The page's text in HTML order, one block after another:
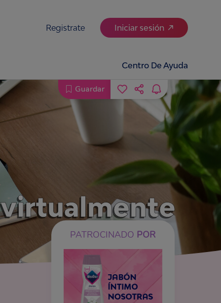
Registrate Iniciar sesión
Centro De Ayuda
virtualmente
PATROCINADO POR
Guardar